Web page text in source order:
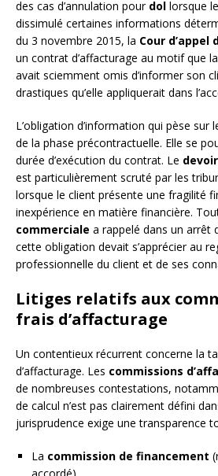
des cas d’annulation pour dol lorsque
dissimulé certaines informations
du 3 novembre 2015, la Cour d’appel
un contrat d’affacturage au motif que
avait sciemment omis d’informer son
drastiques qu’elle appliquerait dans
L’obligation d’information qui pèse sur
de la phase précontractuelle. Elle se
durée d’exécution du contrat. Le
est particulièrement scruté par les
lorsque le client présente une fragilité
inexpérience en matière financière.
commerciale a rappelé dans un arrêt
cette obligation devait s’apprécier au
professionnelle du client et de ses
Litiges relatifs aux
frais d’affacturage
Un contentieux récurrent concerne la
d’affacturage. Les commissions
de nombreuses contestations,
de calcul n’est pas clairement défini
jurisprudence exige une transparence
La commission de financement